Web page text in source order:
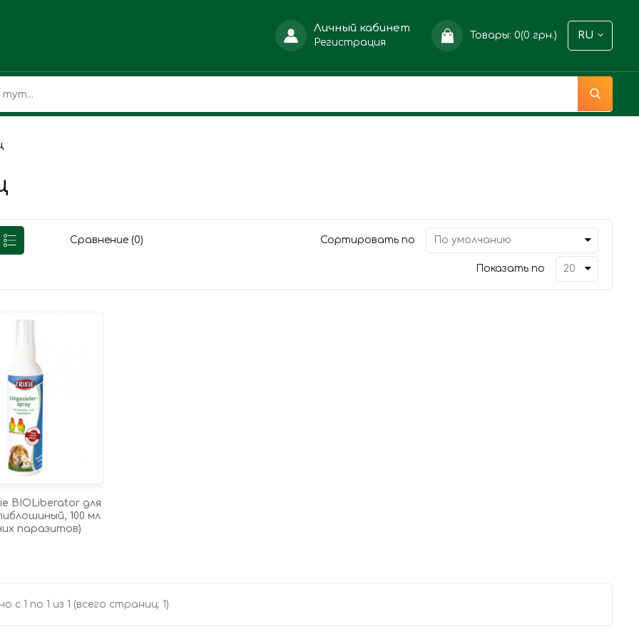
Личный кабинет
Регистрация
Товары: 0(0 грн.) RU
Сравнение (0) Сортировать по
Показать по
BIOLiberator для
100 мл
паразитов)
с 1 по 1 из 1 (всего страниц: 1)